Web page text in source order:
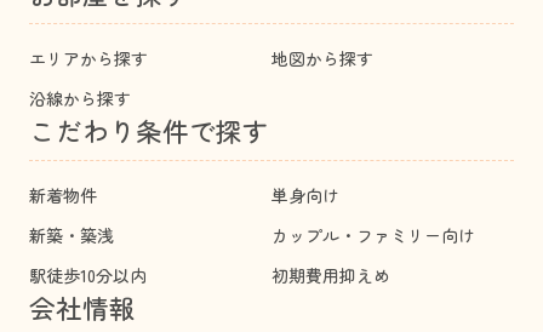
エリアから探す
地図から探す
沿線から探す
こだわり条件で探す
新着物件
単身向け
新築・築浅
カップル・ファミリー向け
駅徒歩10分以内
初期費用抑えめ
会社情報